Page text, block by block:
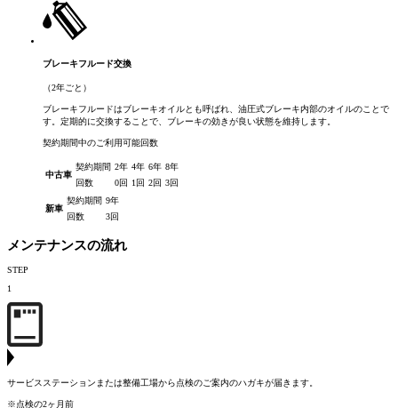
ブレーキフルード交換
（2年ごと）
ブレーキフルードはブレーキオイルとも呼ばれ、油圧式ブレーキ内部のオイルのことで
す。定期的に交換することで、ブレーキの効きが良い状態を維持します。
契約期間中のご利用可能回数
中古車
契約期間 2年 4年 6年 8年
回数
0回 1回 2回 3回
新車
契約期間 9年
回数
3回
メンテナンスの流れ
STEP
1
サービスステーションまたは整備工場から点検のご案内のハガキが届きます。
※点検の2ヶ月前